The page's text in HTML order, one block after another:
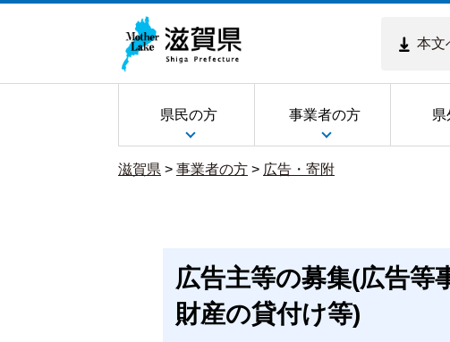
本文
県民の方 事業者の方 県
滋賀県 > 事業者の方 > 広告・寄附
広告主等の募集(広告等
財産の貸付け等)